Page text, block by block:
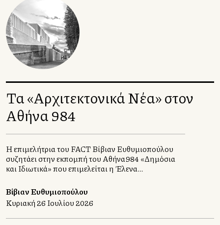
Τα «Αρχιτεκτονικά Νέα» στον
Αθήνα 984
Η επιμελήτρια του FACT Βίβιαν Ευθυμιοπούλου
συζητάει στην εκπομπή του Αθήνα984 «Δημόσια
και Ιδιωτικά» που επιμελείται η Έλενα
Χριστοφιλοπούλου και Γιώργο Ατσαλάκη.
Βίβιαν Ευθυμιοπούλου
Κυριακή 26 Ιουλίου 2026